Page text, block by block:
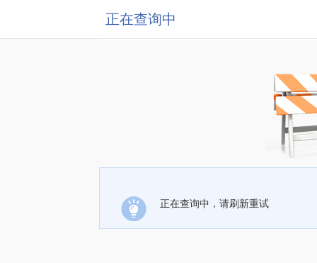
正在查询中
正在查询中，请刷新重试